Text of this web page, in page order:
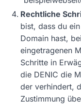
Rechtliche
bist, dass du
Domain hast,
eingetragenen
Schritte in
die DENIC die
der verhindert,
Zustimmung